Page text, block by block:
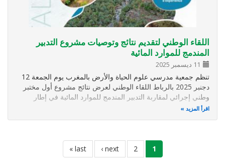
اللقاء الوطني لتقديم نتائج وتوصيات مشروع التدبير
المندمج للموارد المائية
11 ديسمبر 2025
تنظم جمعية مدرسي علوم الحياة والأرض بالمغرب يوم الجمعة 12
دجنبر 2025 بالرباط اللقاء الوطني لعرض نتائج مشروع أول مختبر
وطني إجرائي لمقاربة التدبير المندمج للموارد المائية في إطار
اقرأ المزيد
current
page
1 الصفحة
2
next
page
next ›
last
page
last »